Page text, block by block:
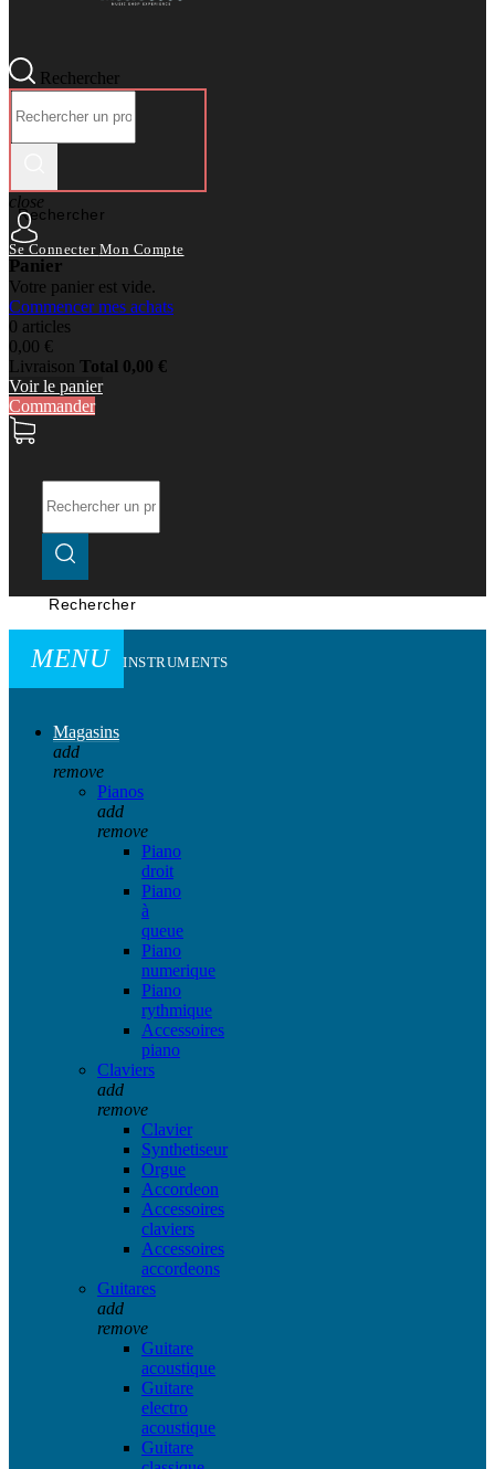
Rechercher
Rechercher
close
Se Connecter Mon Compte
Panier
Votre panier est vide.
Commencer mes achats
0 articles
0,00 €
Livraison Total 0,00 €
Voir le panier
Commander
Rechercher
MENU INSTRUMENTS
Magasins
add
remove
Pianos
add
remove
Piano
droit
Piano
à
queue
Piano
numerique
Piano
rythmique
Accessoires
piano
Claviers
add
remove
Clavier
Synthetiseur
Orgue
Accordeon
Accessoires
claviers
Accessoires
accordeons
Guitares
add
remove
Guitare
acoustique
Guitare
electro
acoustique
Guitare